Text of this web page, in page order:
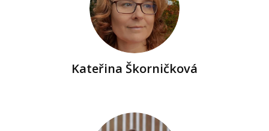
Kateřina Škorničková